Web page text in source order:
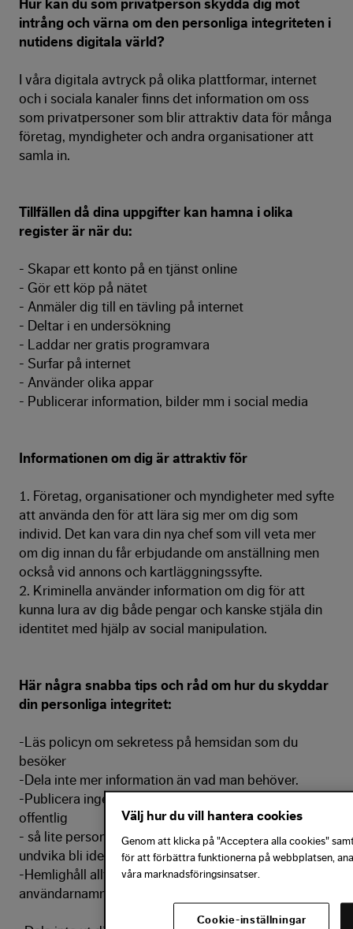
Hur kan du som privatperson skydda dig mot
intrång och värna om den personliga integriteten i
nutidens digitala värld?
I våra digitala avtryck på olika plattformar, internet
och i sociala kanaler finns det information om oss
som privatpersoner som blir attraktiv data för många
företag, myndigheter och andra organisationer att
samla in.
Tillfällen då dina uppgifter kan hamna i olika
register är när du:
- Skapar ett konto på en tjänst online
- Gör ett köp på nätet
- Anmäler dig till en tävling på internet
- Deltar i en undersökning
- Laddar ner gratis programvara
- Surfar på internet
- Använder olika appar
- Publicerar information, bilder mm i social media
Informationen om dig är attraktiv för
1. Företag, organisationer och myndigheter med syfte
att använda den för att lära sig mer om dig som
individ. Det kan vara din nya chef som vill veta mer
om dig innan du får erbjudande om anställning men
också vid annons och kartläggningssyfte.
2. Kriminella använder information om dig för att
kunna lura av dig både pengar och kanske stjäla din
identitet med hjälp av social manipulation.
Här några snabba tips och råd om hur du skyddar
din personliga integritet:
-Läs policyn om sekretess på hemsidan som du
besöker
-Dela inte mer information än vad man behöver.
-Publicera ingen information som du inte vill ska vara
offentlig
- så lite personliga uppgifter om som möjligt för att
undvika bli identifierad eller lokaliserad
-Hemlighåll alltid dina lösenord, kontouppgifter och
användarnamn
Välj hur du vill hantera cookies
Genom att klicka på "Acceptera alla cookies"
för att förbättra funktionerna på webbplatsen,
våra marknadsföringsinsatser.
Cookie-inställningar